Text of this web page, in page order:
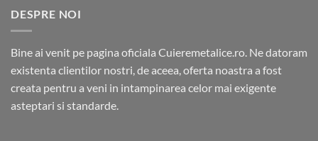
DESPRE NOI
Bine ai venit pe pagina oficiala Cuieremetalice.ro. Ne datoram
existenta clientilor nostri, de aceea, oferta noastra a fost
creata pentru a veni in intampinarea celor mai exigente
asteptari si standarde.